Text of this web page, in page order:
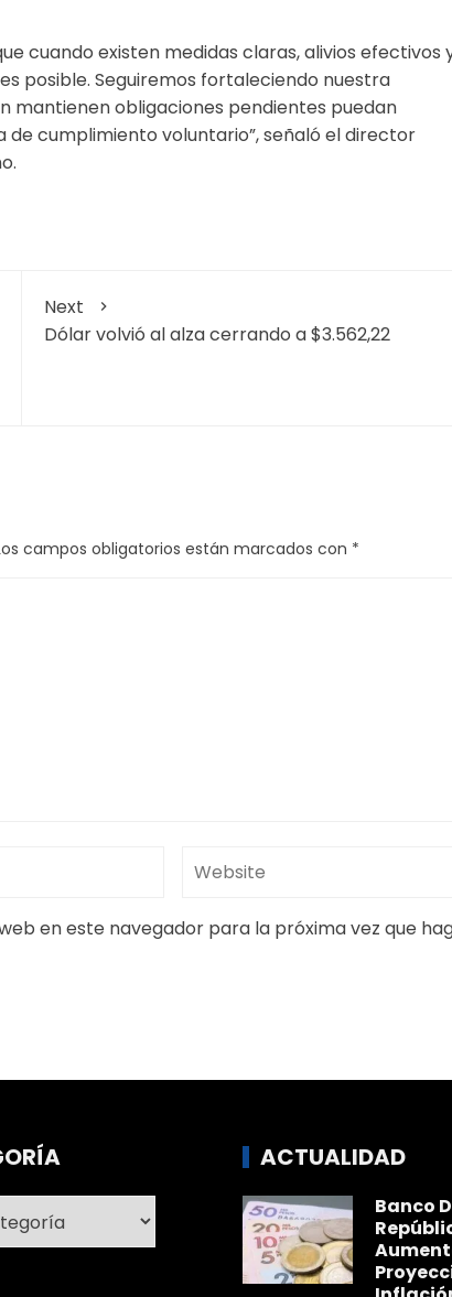
de gas natural para 2025
millones, equivalentes a 36,4 % del total
$741.015 millones (28,5%); y la Retención en la
con contribuyentes.
mensajes SMS, 291.593 mensajes de
cuando existen medidas claras, alivios efectivos y
posible. Seguiremos fortaleciendo nuestra
cumplimiento voluntario”, señaló el director
Next
Dólar volvió al alza cerrando a $3.562,22